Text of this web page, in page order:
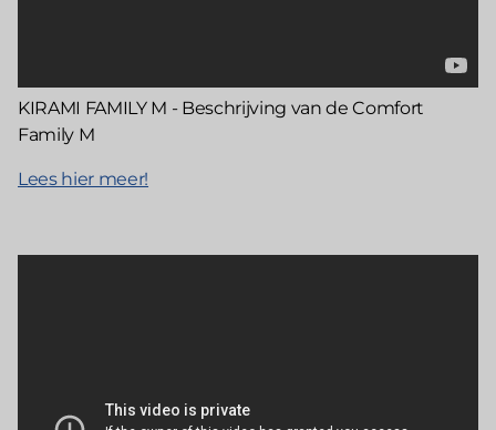
KIRAMI FAMILY M - Beschrijving van de Comfort
Family M
Lees hier meer!